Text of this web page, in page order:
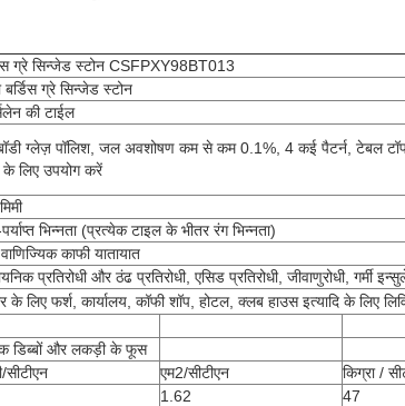
ग्रे सिन्जेड स्टोन CSFPXY98BT013
बर्डिस ग्रे सिन्जेड स्टोन
की टाईल
ग्लेज़ पॉलिश, जल अवशोषण कम से कम 0.1%, 4 कई पैटर्न, टेबल
के लिए उपयोग करें
भिन्नता (प्रत्येक टाइल के भीतर रंग भिन्नता)
काफी यातायात
प्रतिरोधी और ठंढ प्रतिरोधी, एसिड प्रतिरोधी, जीवाणुरोधी, गर्मी
के लिए फर्श, कार्यालय, कॉफी शॉप, होटल, क्लब हाउस इत्यादि के लिए
डिब्बों और लकड़ी के फूस
सीटीएन एम2/सीटीएन
किग्रा /
1.62 47